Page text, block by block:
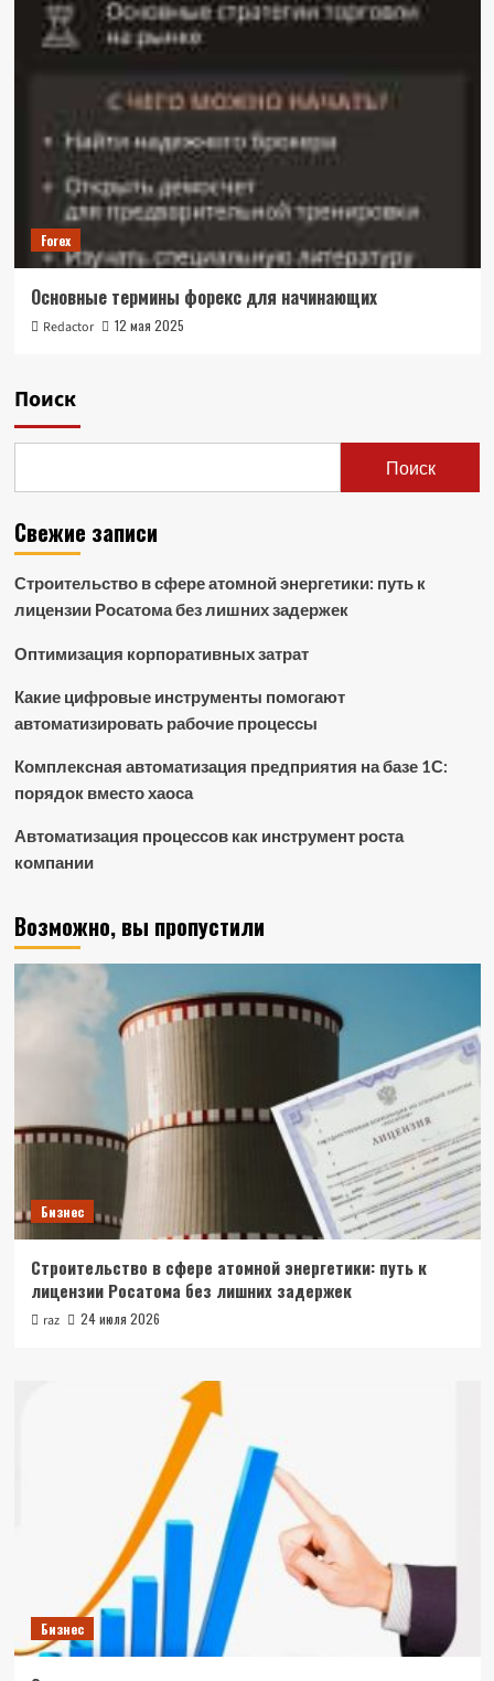
Forex
Основные термины форекс для начинающих
Redactor 12 мая 2025
Поиск
Поиск
Свежие записи
Строительство в сфере атомной энергетики: путь к
лицензии Росатома без лишних задержек
Оптимизация корпоративных затрат
Какие цифровые инструменты помогают
автоматизировать рабочие процессы
Комплексная автоматизация предприятия на базе 1С:
порядок вместо хаоса
Автоматизация процессов как инструмент роста
компании
Возможно, вы пропустили
Бизнес
Строительство в сфере атомной энергетики: путь к
лицензии Росатома без лишних задержек
raz 24 июля 2026
Бизнес